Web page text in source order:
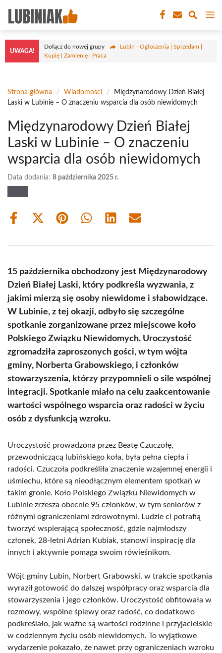
treści
UWAGA!
Dołącz do nowej grupy
Lubin - Ogłoszenia | Sprzedam |
Kupię | Zamienię | Praca
Strona główna / Wiadomości /
Międzynarodowy Dzień Białej
Laski w Lubinie – O znaczeniu wsparcia dla osób niewidomych
Międzynarodowy Dzień Białej
Laski w Lubinie – O znaczeniu
wsparcia dla osób niewidomych
Data dodania: 8 października 2025 r.
Share
Share
(Twitter)
Share Share Share Share
15 października obchodzony jest Międzynarodowy
Dzień Białej Laski, który podkreśla wyzwania, z
jakimi mierzą się osoby niewidome i słabowidzące.
W Lubinie, z tej okazji, odbyło się szczególne
spotkanie zorganizowane przez miejscowe koło
Polskiego Związku Niewidomych. Uroczystość
zgromadziła zaproszonych gości, w tym wójta
gminy, Norberta Grabowskiego, i członków
stowarzyszenia, którzy przypomnieli o sile wspólnej
integracji. Spotkanie miało na celu zaakcentowanie
wartości wspólnego wsparcia oraz radości w życiu
osób z dysfunkcją wzroku.
Uroczystość prowadzona przez Beatę Czuczołę,
przewodniczącą lubińskiego koła, była pełna ciepła i
radości. Czuczoła podkreśliła znaczenie wzajemnej energii i
uśmiechu, które są nieodłącznym elementem spotkań w
takim gronie. Koło Polskiego Związku Niewidomych w
Lubinie zrzesza obecnie 95 członków, w tym seniorów z
różnymi ograniczeniami zdrowotnymi. Ludzie ci potrafią
tworzyć wspierającą społeczność, gdzie najmłodszy
członek, 28-letni Adrian Kubiak, stanowi inspirację dla
innych i aktywnie pomaga swoim rówieśnikom.
Wójt gminy Lubin, Norbert Grabowski, w trakcie spotkania
wyraził gotowość do dalszej współpracy oraz wsparcia dla
stowarzyszenia i jego członków. Uroczystość obfitowała w
rozmowy, wspólne śpiewy oraz radość, co dodatkowo
podkreślało, jak ważne są wartości rodzinne i przyjacielskie
w codziennym życiu osób niewidomych. To wyjątkowe
wydarzenie pokazało, że nawet przy ograniczeniach wzroku